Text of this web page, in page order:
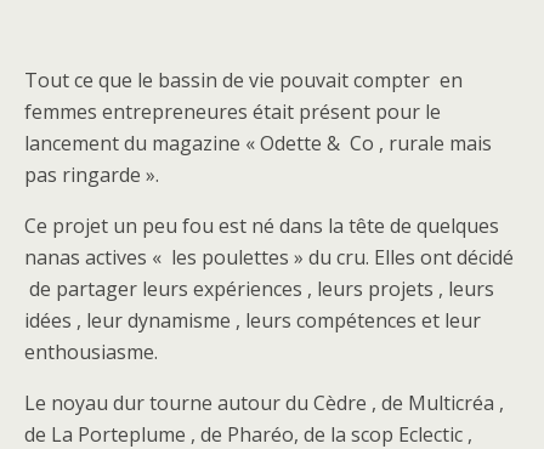
Tout ce que le bassin de vie pouvait compter en
femmes entrepreneures était présent pour le
lancement du magazine « Odette & Co , rurale mais
pas ringarde ».
Ce projet un peu fou est né dans la tête de quelques
nanas actives « les poulettes » du cru. Elles ont décidé
de partager leurs expériences , leurs projets , leurs
idées , leur dynamisme , leurs compétences et leur
enthousiasme.
Le noyau dur tourne autour du Cèdre , de Multicréa ,
de La Porteplume , de Pharéo, de la scop Eclectic ,